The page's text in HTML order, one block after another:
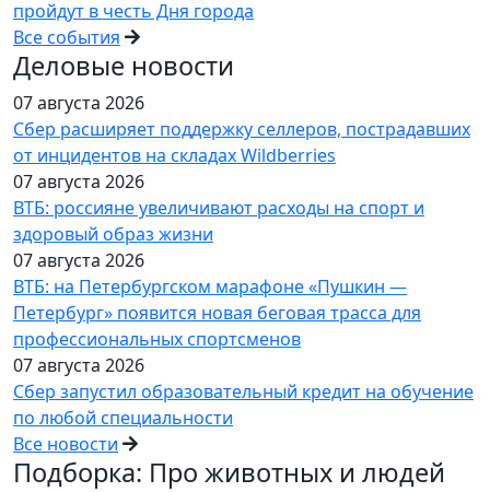
пройдут в честь Дня города
Все события
Деловые новости
07 августа 2026
Сбер расширяет поддержку селлеров, пострадавших
от инцидентов на складах Wildberries
07 августа 2026
ВТБ: россияне увеличивают расходы на спорт и
здоровый образ жизни
07 августа 2026
ВТБ: на Петербургском марафоне «Пушкин —
Петербург» появится новая беговая трасса для
профессиональных спортсменов
07 августа 2026
Сбер запустил образовательный кредит на обучение
по любой специальности
Все новости
Подборка: Про животных и людей